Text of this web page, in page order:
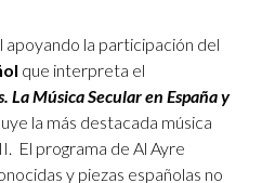
la participación del
que interpreta el
La Música Secular en España y
la más destacada música
El programa de Al Ayre
y piezas españolas no